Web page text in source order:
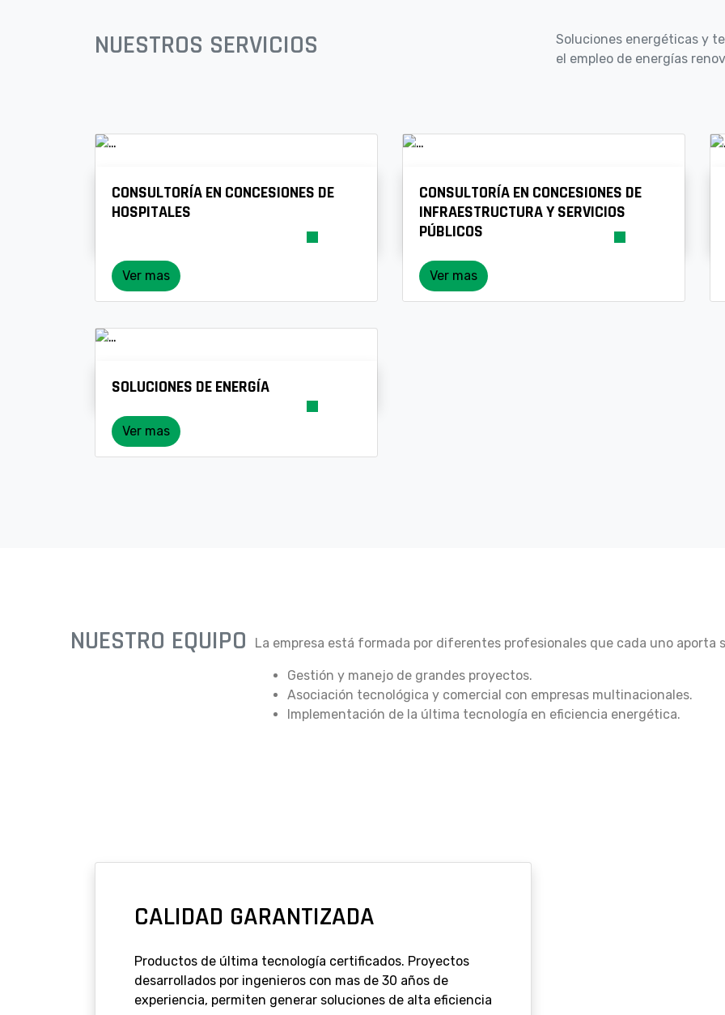
NUESTROS SERVICIOS
Soluciones energéticas y
el empleo de energías
CONSULTORÍA EN CONCESIONES DE
HOSPITALES
Ver mas
CONSULTORÍA EN CONCESIONES DE
INFRAESTRUCTURA Y SERVICIOS
PÚBLICOS
Ver mas
SOLUCIONES DE ENERGÍA
Ver mas
NUESTRO EQUIPO La empresa está formada por diferentes profesionales que cada uno aporta
Gestión y manejo de grandes proyectos.
Asociación tecnológica y comercial con empresas multinacionales.
Implementación de la última tecnología en eficiencia energética.
CALIDAD GARANTIZADA
Productos de última tecnología certificados. Proyectos
desarrollados por ingenieros con mas de 30 años de
experiencia, permiten generar soluciones de alta eficiencia